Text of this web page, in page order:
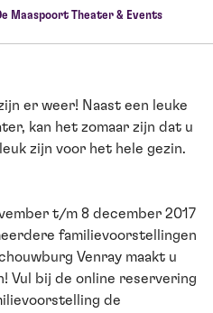
Maaspoort Theater & Events
er weer! Naast een leuke
kan het zomaar zijn dat u
zijn voor het hele gezin.
t/m 8 december 2017
familievoorstellingen
Venray maakt u
Vul bij de online reservering
de